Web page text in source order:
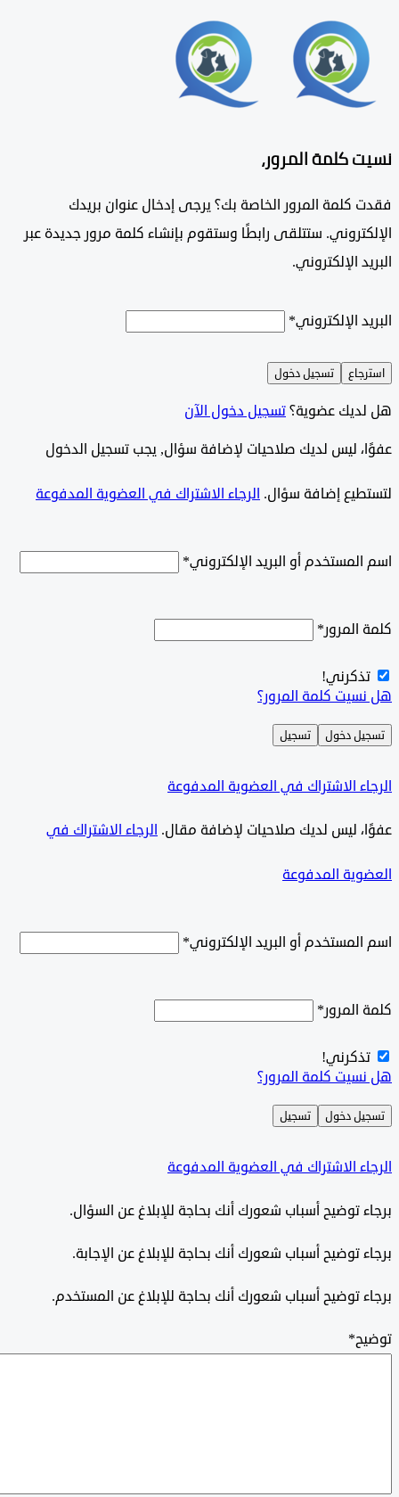
كلمة المرور،
كلمة المرور الخاصة بك؟ يرجى إدخال عنوان بريدك
ستتلقى رابطًا وستقوم بإنشاء كلمة مرور جديدة عبر
الإلكتروني.
الإلكتروني*
تسجيل دخول
عضوية؟تسجيل دخول الآن
ليس لديك صلاحيات لإضافة سؤال, يجب تسجيل الدخول
إضافة سؤال.الرجاء الاشتراك في العضوية المدفوعة
أو البريد الإلكتروني*
*
كلمة المرور؟
دخول تسجيل
الاشتراك في العضوية المدفوعة
ليس لديك صلاحيات لإضافة مقال.الرجاء الاشتراك في
المدفوعة
أو البريد الإلكتروني*
*
كلمة المرور؟
دخول تسجيل
الاشتراك في العضوية المدفوعة
توضيح أسباب شعورك أنك بحاجة للإبلاغ عن السؤال.
توضيح أسباب شعورك أنك بحاجة للإبلاغ عن الإجابة.
توضيح أسباب شعورك أنك بحاجة للإبلاغ عن المستخدم.
*